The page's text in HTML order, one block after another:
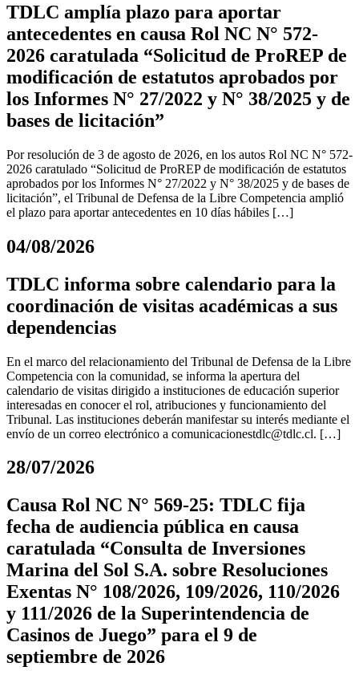
TDLC amplía plazo para aportar
antecedentes en causa Rol NC N° 572-
2026 caratulada “Solicitud de ProREP de
modificación de estatutos aprobados por
los Informes N° 27/2022 y N° 38/2025 y de
bases de licitación”
Por resolución de 3 de agosto de 2026, en los autos Rol NC N° 572-
2026 caratulado “Solicitud de ProREP de modificación de estatutos
aprobados por los Informes N° 27/2022 y N° 38/2025 y de bases de
licitación”, el Tribunal de Defensa de la Libre Competencia amplió
el plazo para aportar antecedentes en 10 días hábiles […]
04/08/2026
TDLC informa sobre calendario para la
coordinación de visitas académicas a sus
dependencias
En el marco del relacionamiento del Tribunal de Defensa de la Libre
Competencia con la comunidad, se informa la apertura del
calendario de visitas dirigido a instituciones de educación superior
interesadas en conocer el rol, atribuciones y funcionamiento del
Tribunal. Las instituciones deberán manifestar su interés mediante el
envío de un correo electrónico a comunicacionestdlc@tdlc.cl. […]
28/07/2026
Causa Rol NC N° 569-25: TDLC fija
fecha de audiencia pública en causa
caratulada “Consulta de Inversiones
Marina del Sol S.A. sobre Resoluciones
Exentas N° 108/2026, 109/2026, 110/2026
y 111/2026 de la Superintendencia de
Casinos de Juego” para el 9 de
septiembre de 2026